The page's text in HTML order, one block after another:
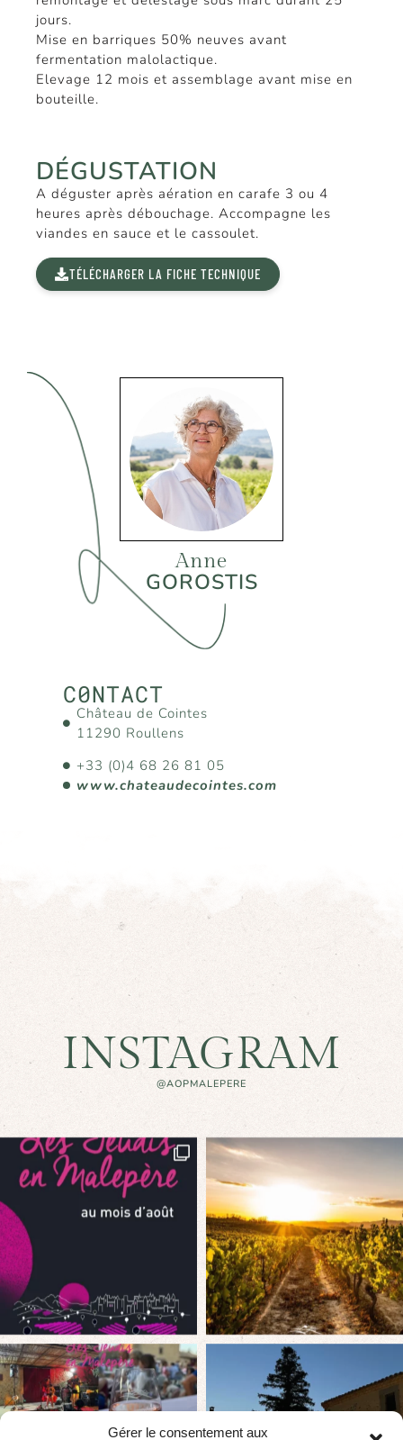
Gérer le consentement aux
jours.
Mise en barriques 50% neuves avant
fermentation malolactique.
Elevage 12 mois et assemblage avant mise en
bouteille.
DÉGUSTATION
A déguster après aération en carafe 3 ou 4
heures après débouchage. Accompagne les
viandes en sauce et le cassoulet.
TÉLÉCHARGER LA FICHE TECHNIQUE
Anne
GOROSTIS
C0NTACT
Château de Cointes
11290 Roullens
+33 (0)4 68 26 81 05
www.chateaudecointes.com
INSTAGRAM
@AOPMALEPERE